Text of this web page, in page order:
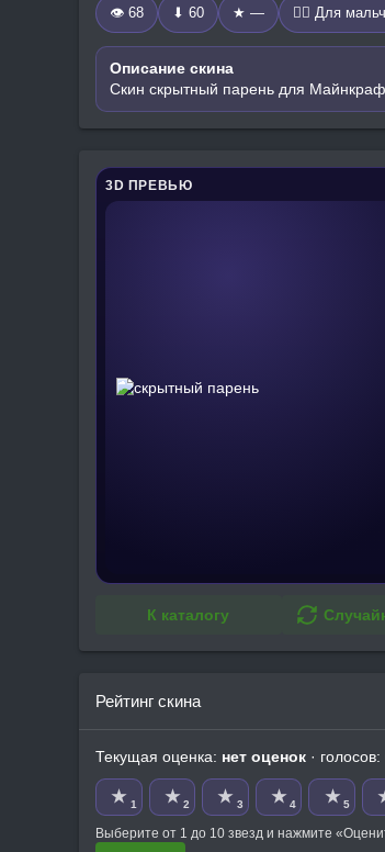
👁 68 ⬇ 60 ★ — 🧍‍♂️ Для
Описание скина
Скин скрытный парень для
3D ПРЕВЬЮ
К каталогу
Рейтинг скина
Текущая оценка: нет оценок · голосов:
★ 1 ★ 2 ★ 3 ★ 4 ★ 5
Выберите от 1 до 10 звезд и нажмите